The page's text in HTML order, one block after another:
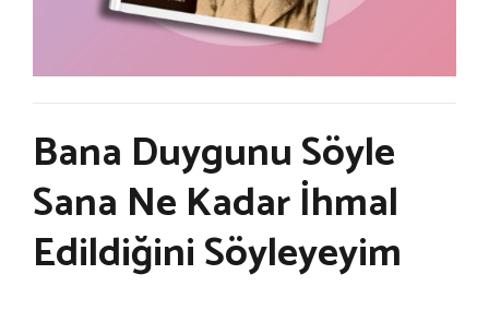
Bana Duygunu Söyle
Sana Ne Kadar İhmal
Edildiğini Söyleyeyim